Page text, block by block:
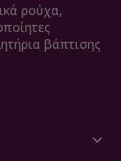
ρούχα,
βάπτισης